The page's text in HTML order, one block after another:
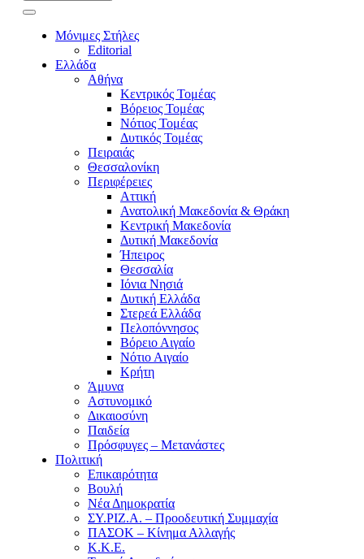
Μόνιμες Στήλες
Editorial
Ελλάδα
Αθήνα
Κεντρικός Τομέας
Βόρειος Τομέας
Νότιος Τομέας
Δυτικός Τομέας
Πειραιάς
Θεσσαλονίκη
Περιφέρειες
Αττική
Ανατολική Μακεδονία & Θράκη
Κεντρική Μακεδονία
Δυτική Μακεδονία
Ήπειρος
Θεσσαλία
Ιόνια Νησιά
Δυτική Ελλάδα
Στερεά Ελλάδα
Πελοπόννησος
Βόρειο Αιγαίο
Νότιο Αιγαίο
Κρήτη
Άμυνα
Αστυνομικό
Δικαιοσύνη
Παιδεία
Πρόσφυγες – Μετανάστες
Πολιτική
Επικαιρότητα
Βουλή
Νέα Δημοκρατία
ΣΥ.ΡΙΖ.Α. – Προοδευτική Συμμαχία
ΠΑΣΟΚ – Κίνημα Αλλαγής
Κ.Κ.Ε.